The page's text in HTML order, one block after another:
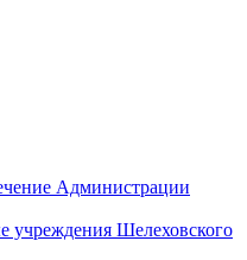
Администрации
учреждения Шелеховского